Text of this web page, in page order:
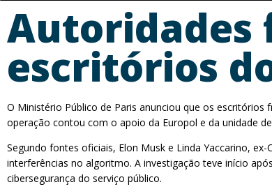
Autoridades
escritórios
O Ministério Público de Paris anunciou que os
operação contou com o apoio da Europol e da unidade
Segundo fontes oficiais, Elon Musk e Linda Yaccarino,
interferências no algoritmo. A investigação teve início
cibersegurança do serviço público.